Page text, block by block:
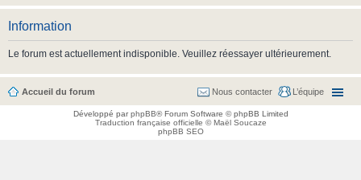
Information
Le forum est actuellement indisponible. Veuillez réessayer ultérieurement.
Accueil du forum L’équipe
Nous contacter
Développé parphpBB® Forum Software © phpBB Limited
Traduction française officielle ©Maël Soucaze
phpBB SEO